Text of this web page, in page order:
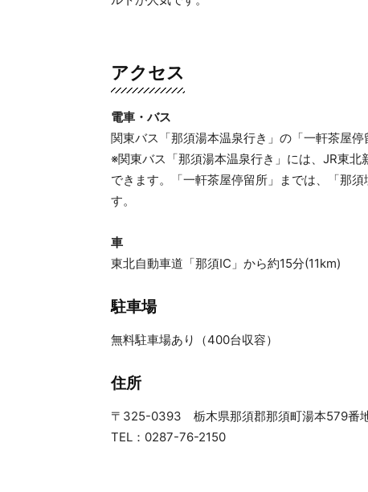
アクセス
電車・バス
関東バス「那須湯本温泉行き」の「一軒茶屋
※関東バス「那須湯本温泉行き」には、JR東
できます。「一軒茶屋停留所」までは、「那
す。
車
東北自動車道「那須IC」から約15分(11km)
駐車場
無料駐車場あり（400台収容）
住所
〒325-0393 栃木県那須郡那須町湯本579番
TEL：0287-76-2150